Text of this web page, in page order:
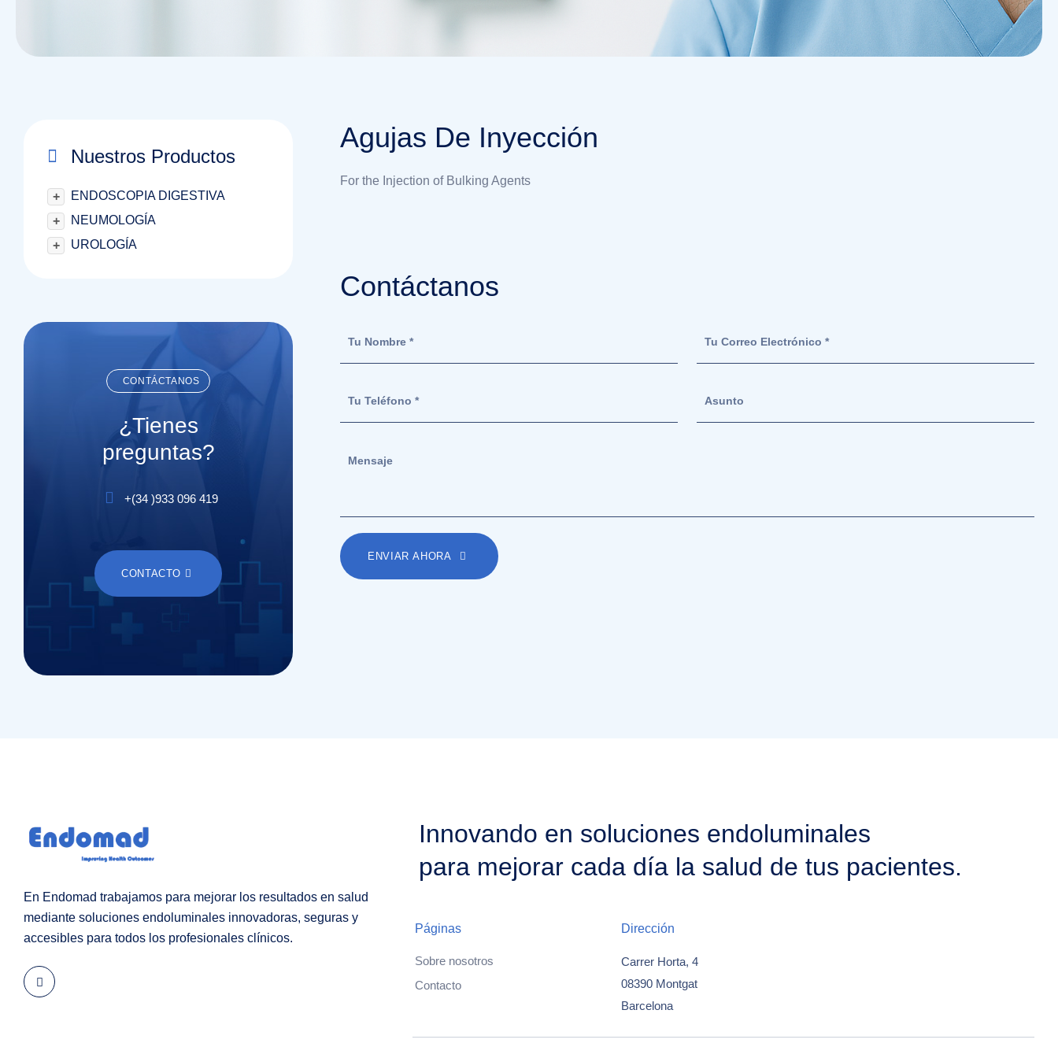
Agujas De Inyección
For the Injection of Bulking Agents
Contáctanos
ENVIAR AHORA
Nuestros Productos
+
ENDOSCOPIA DIGESTIVA
+
NEUMOLOGÍA
+
UROLOGÍA
CONTÁCTANOS
¿Tienes
preguntas?
+(34)933 096 419
CONTACTO
Innovando en soluciones endoluminales
para mejorar cada día la salud de tus pacientes.
En Endomad trabajamos para mejorar los resultados en salud
mediante soluciones endoluminales innovadoras, seguras y
accesibles para todos los profesionales clínicos.
Páginas
Sobre nosotros
Contacto
Dirección
Carrer Horta, 4
08390 Montgat
Barcelona